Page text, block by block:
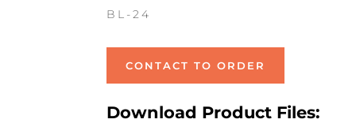
BL-24
CONTACT TO ORDER
Download Product Files: